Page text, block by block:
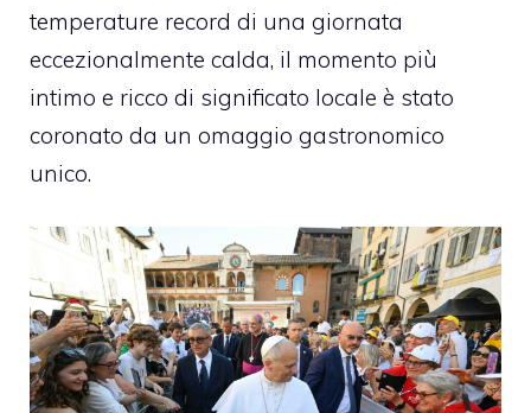
temperature record di una giornata
eccezionalmente calda, il momento più
intimo e ricco di significato locale è stato
coronato da un omaggio gastronomico
unico.